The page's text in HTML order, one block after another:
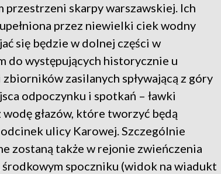
skarpy warszawskiej. Ich
przez niewielki ciek wodny
się będzie w dolnej części w
do występujących historycznie u
zasilanych spływającą z góry
odpoczynku i spotkań – ławki
głazów, które tworzyć będą
ulicy Karowej. Szczególnie
zostaną także w rejonie zwieńczenia
spoczniku (widok na wiadukt